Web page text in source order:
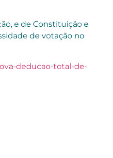
e de Constituição e
de votação no
deducao-total-de-